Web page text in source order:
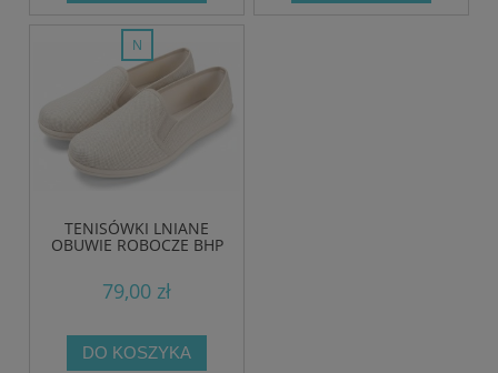
TENISÓWKI LNIANE
OBUWIE ROBOCZE BHP
79,00 zł
DO KOSZYKA
nowość